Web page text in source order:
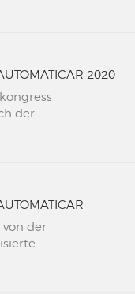
2020
der ...
von der
...